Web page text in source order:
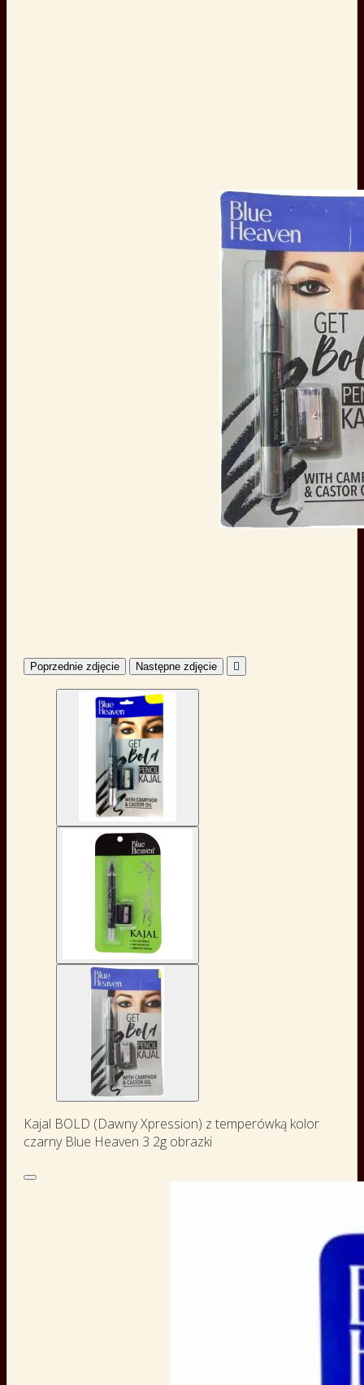
Poprzednie zdjęcie Następne zdjęcie 
Kajal BOLD (Dawny Xpression) z temperówką kolor
czarny Blue Heaven 3 2g obrazki